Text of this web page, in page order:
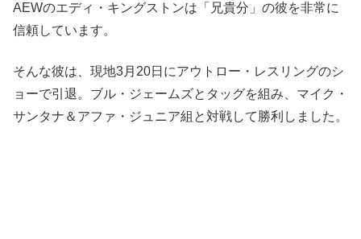
AEWのエディ・キングストンは「兄貴分」の彼を非常に
信頼しています。
そんな彼は、現地3月20日にアウトロー・レスリングのシ
ョーで引退。ブル・ジェームズとタッグを組み、マイク・
サンタナ＆アファ・ジュニア組と対戦して勝利しました。